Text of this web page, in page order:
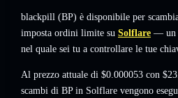
blackpill (BP) è disponibile per
imposta ordini limite su Solflare — un
nel quale sei tu a controllare le tue
Al prezzo attuale di $0.000053 con
scambi di BP in Solflare vengono